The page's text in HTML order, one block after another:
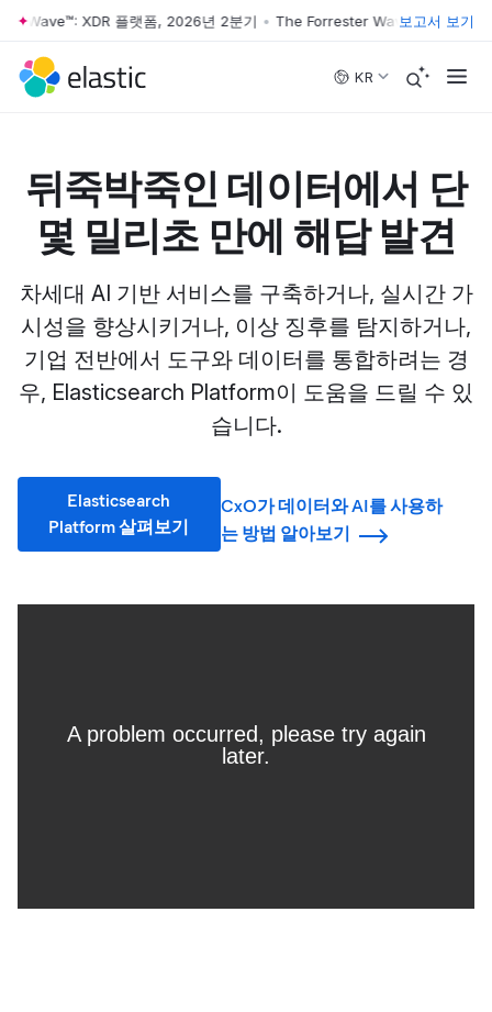
Skip to main content
XDR 플랫폼, 2026년 2분기 • The Forrester Wave™: XDR 플랫폼
보고서 보기
KR
뒤죽박죽인 데이터에서 단
몇 밀리초 만에 해답 발견
차세대 AI 기반 서비스를 구축하거나, 실시간 가
시성을 향상시키거나, 이상 징후를 탐지하거나,
기업 전반에서 도구와 데이터를 통합하려는 경
우, Elasticsearch Platform이 도움을 드릴 수 있
습니다.
Elasticsearch
Platform 살펴보기
CxO가 데이터와 AI를 사용하
는 방법 알아보기